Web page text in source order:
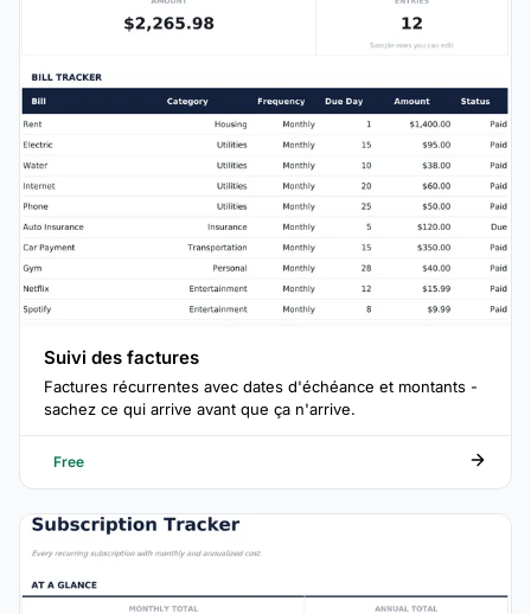
Suivi des factures
Factures récurrentes avec dates d'échéance et montants -
sachez ce qui arrive avant que ça n'arrive.
Free